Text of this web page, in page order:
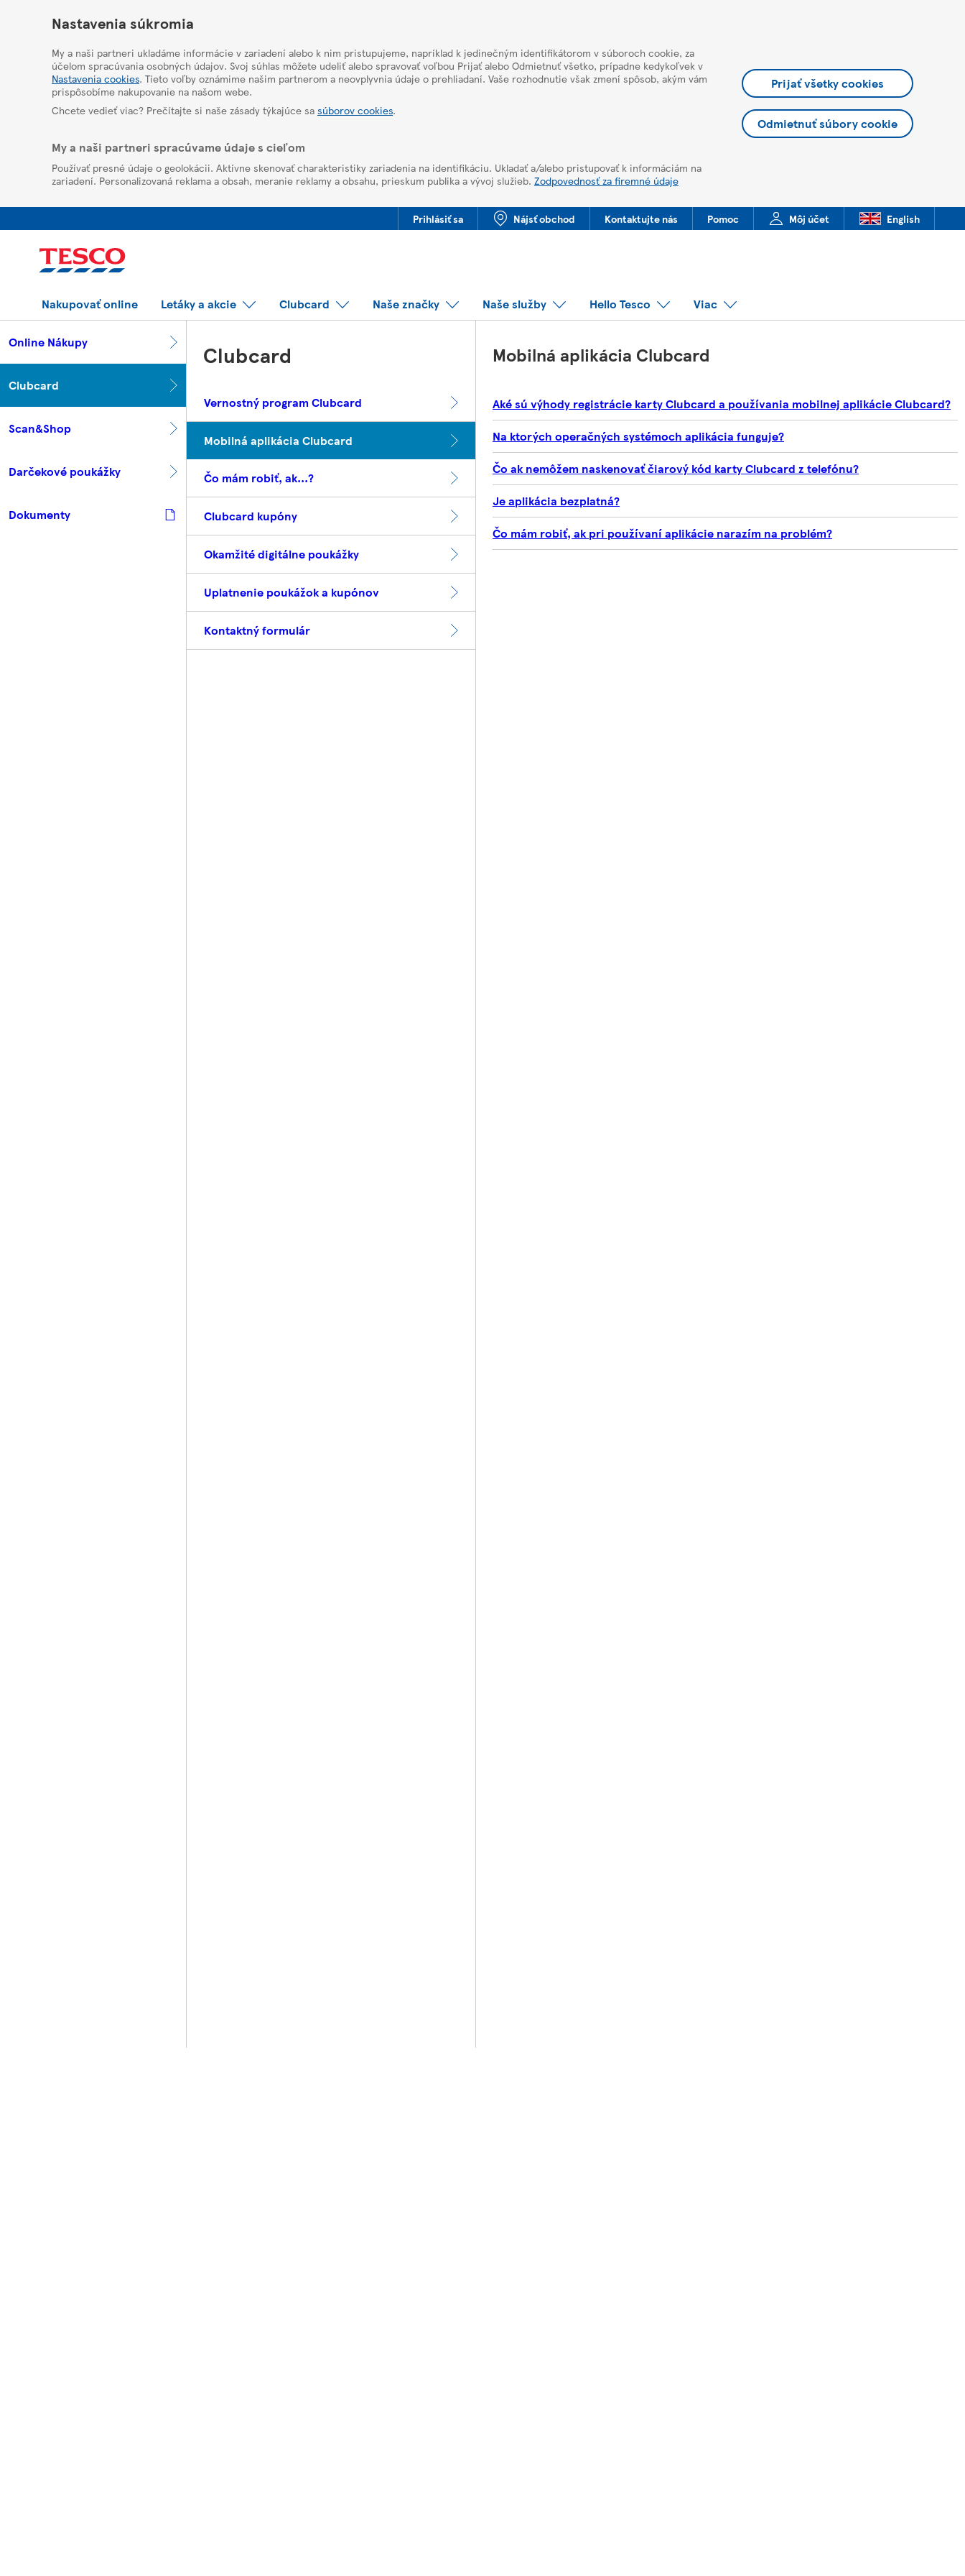
HelpPage
Nastavenia súkromia
My a naši partneri ukladáme informácie v zariadení alebo k nim pristupujeme, napríklad k jedinečným identifikátorom v súboroch cookie, za
účelom spracúvania osobných údajov. Svoj súhlas môžete udeliť alebo spravovať voľbou Prijať alebo Odmietnuť všetko, prípadne kedykoľvek v
Nastavenia cookies. Tieto voľby oznámime našim partnerom a neovplyvnia údaje o prehliadaní. Vaše rozhodnutie však zmení spôsob, akým vám
prispôsobíme nakupovanie na našom webe.
Chcete vedieť viac? Prečítajte si naše zásady týkajúce sa súborov cookies.
My a naši partneri spracúvame údaje s cieľom
Používať presné údaje o geolokácii. Aktívne skenovať charakteristiky zariadenia na identifikáciu. Ukladať a/alebo pristupovať k informáciám na
zariadení. Personalizovaná reklama a obsah, meranie reklamy a obsahu, prieskum publika a vývoj služieb. Zodpovednosť za firemné údaje
Prijať všetky cookies
Odmietnuť súbory cookie
Prihlásiť sa Nájsť obchod Kontaktujte nás Pomoc Môj účet English
Nakupovať online Letáky a akcie Clubcard Naše značky Naše služby Hello Tesco Viac
Online Nákupy
Clubcard
Scan&Shop
Darčekové poukážky
Dokumenty
Clubcard
Vernostný program Clubcard
Mobilná aplikácia Clubcard
Čo mám robiť, ak...?
Clubcard kupóny
Okamžité digitálne poukážky
Uplatnenie poukážok a kupónov
Kontaktný formulár
Mobilná aplikácia Clubcard
Aké sú výhody registrácie karty Clubcard a používania mobilnej aplikácie Clubcard?
Na ktorých operačných systémoch aplikácia funguje?
Čo ak nemôžem naskenovať čiarový kód karty Clubcard z telefónu?
Je aplikácia bezplatná?
Čo mám robiť, ak pri používaní aplikácie narazím na problém?